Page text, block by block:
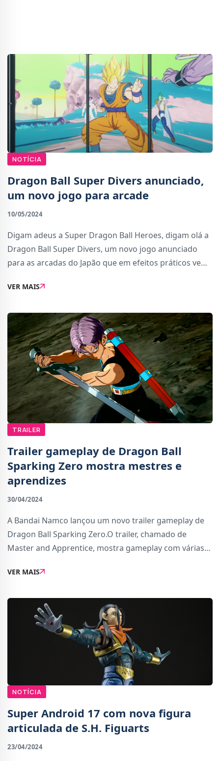
NOTÍCIA
Dragon Ball Super Divers anunciado,
um novo jogo para arcade
10/05/2024
Digam adeus a Super Dragon Ball Heroes, digam olá a
Dragon Ball Super Divers, um novo jogo anunciado
para as arcadas do Japão que em efeitos práticos vem
Heroes.Tal como Super Dragon Ball Heroes, Dragon
VER MAIS
TRAILER
Trailer gameplay de Dragon Ball
Sparking Zero mostra mestres e
aprendizes
30/04/2024
A Bandai Namco lançou um novo trailer gameplay de
Dragon Ball Sparking Zero.O trailer, chamado de
Master and Apprentice, mostra gameplay com várias
Krillin, Yamcha, Master Rochi, Trunks e Gohan do
VER MAIS
NOTÍCIA
Super Android 17 com nova figura
articulada de S.H. Figuarts
23/04/2024